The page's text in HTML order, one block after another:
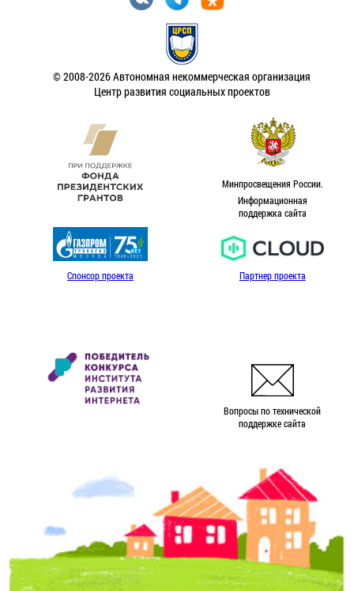
© 2008-2026 Автономная некоммерческая организация
Центр развития социальных проектов
Минпросвещения России.
Информационная
поддержка сайта
Спонсор проекта Партнер проекта
Вопросы по технической
поддержке сайта